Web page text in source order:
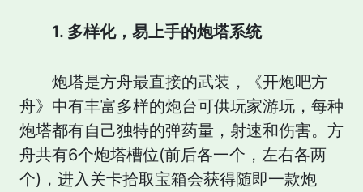
1. 多样化，易上手的炮塔系统
炮塔是方舟最直接的武装，《开炮吧方
舟》中有丰富多样的炮台可供玩家游玩，每种
炮塔都有自己独特的弹药量，射速和伤害。方
舟共有6个炮塔槽位(前后各一个，左右各两
个)，进入关卡拾取宝箱会获得随即一款炮